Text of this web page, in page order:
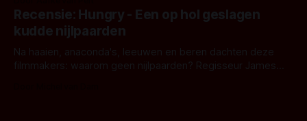
achtergrond, belooft iets kleurrijks maar onheilspellends,
iets ongrijpbaars. En dat maakt De Groen met ieder woord
waar.
Recensie: Hungry - Een op hol geslagen
kudde nijlpaarden
Na haaien, anaconda's, leeuwen en beren dachten deze
filmmakers: waarom geen nijlpaarden? Regisseur James